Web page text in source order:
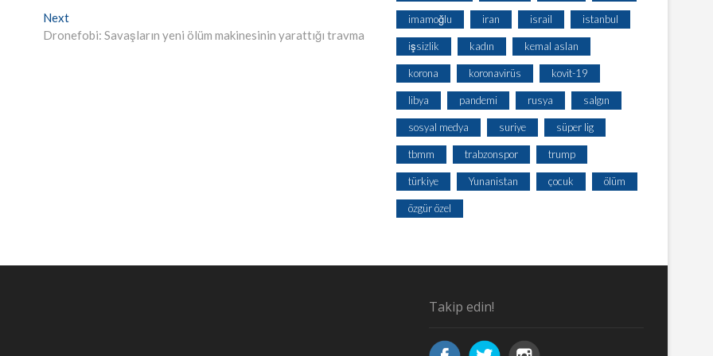
NextNext
post:
Dronefobi: Savaşların yeni ölüm makinesinin yarattığı travma
imamoğlu iran israil istanbul
işsizlik kadın kemal aslan
korona koronavirüs kovit-19
libya pandemi rusya salgın
sosyal medya suriye süper lig
tbmm trabzonspor trump
türkiye Yunanistan çocuk ölüm
özgür özel
Takip edin!